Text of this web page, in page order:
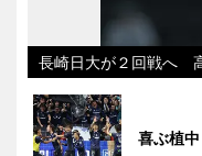
長崎日大が２回戦へ
喜ぶ植